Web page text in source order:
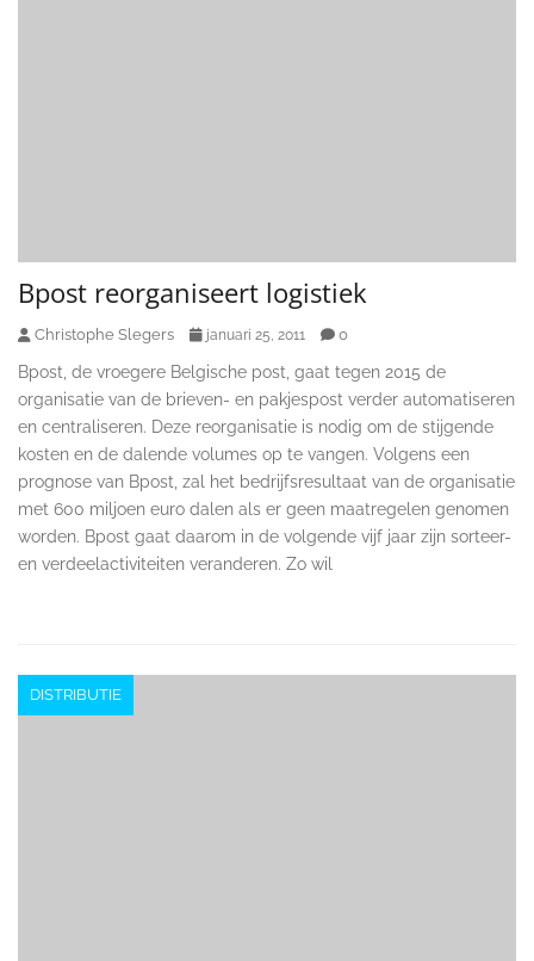
Bpost reorganiseert logistiek
Christophe Slegers januari 25, 2011 0
Bpost, de vroegere Belgische post, gaat tegen 2015 de
organisatie van de brieven- en pakjespost verder automatiseren
en centraliseren. Deze reorganisatie is nodig om de stijgende
kosten en de dalende volumes op te vangen. Volgens een
prognose van Bpost, zal het bedrijfsresultaat van de organisatie
met 600 miljoen euro dalen als er geen maatregelen genomen
worden. Bpost gaat daarom in de volgende vijf jaar zijn sorteer-
en verdeelactiviteiten veranderen. Zo wil
DISTRIBUTIE